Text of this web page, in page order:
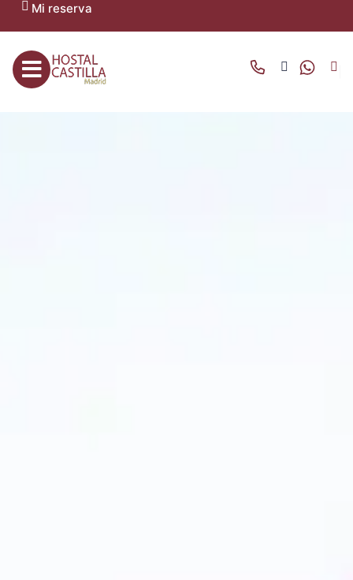
Mi reserva